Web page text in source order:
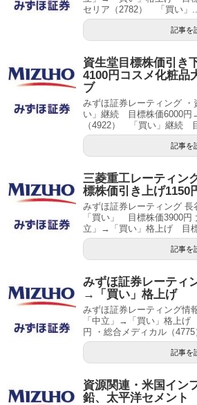
セリア（2782） 「買い」
記事を
資生堂目標株価引き
4100円コスメ化粧品
ブ
みずほ証券レーティング
い」継続 目標株価6000円
（4922） 「買い」継続
記事を
三菱重工レーティン
標株価引き上げ1150
みずほ証券レーティング
「買い」 目標株価3900
立」→「買い」格上げ 目
記事を
みずほ証券レーティ
→「買い」格上げ
みずほ証券レーティング情
「中立」→「買い」格上
円 ・総合メディカル（
記事を
資源関連・米国イン
鉛、太平洋セメント